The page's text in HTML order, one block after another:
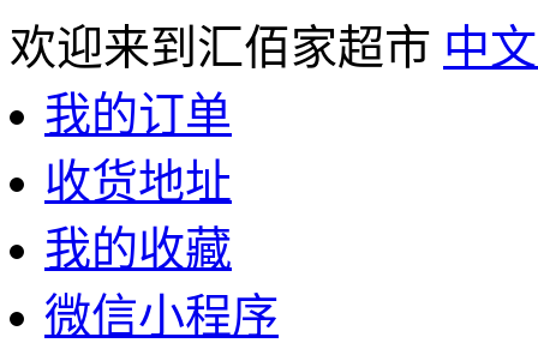
欢迎来到汇佰家超市 中
我的订单
收货地址
我的收藏
微信小程序